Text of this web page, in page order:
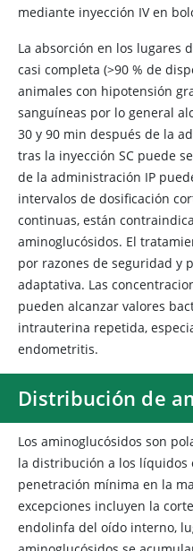
mediante inyección IV en
La absorción en los lugares
casi completa (>90 % de
animales con hipotensión
sanguíneas por lo general
30 y 90 min después de la
tras la inyección SC puede
de la administración IP
intervalos de dosificación
continuas, están
aminoglucósidos. El
por razones de seguridad y
adaptativa. Las
pueden alcanzar valores
intrauterina repetida,
endometritis.
Distribución de
Los aminoglucósidos son
la distribución a los líquidos
penetración mínima en la
excepciones incluyen la
endolinfa del oído interno,